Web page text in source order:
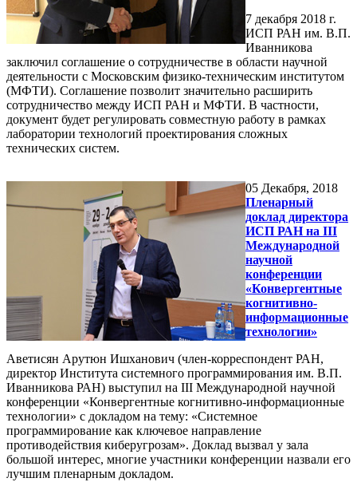
7 декабря 2018 г.
ИСП РАН им. В.П.
Иванникова
заключил соглашение о сотрудничестве в области научной
деятельности с Московским физико-техническим институтом
(МФТИ). Соглашение позволит значительно расширить
сотрудничество между ИСП РАН и МФТИ. В частности,
документ будет регулировать совместную работу в рамках
лаборатории технологий проектирования сложных
технических систем.
05 Декабря, 2018
Пленарный
доклад директора
ИСП РАН на III
Международной
научной
конференции
«Конвергентные
когнитивно-
информационные
технологии»
Аветисян Арутюн Ишханович (член-корреспондент РАН,
директор Института системного программирования им. В.П.
Иванникова РАН) выступил на III Международной научной
конференции «Конвергентные когнитивно-информационные
технологии» с докладом на тему: «Системное
программирование как ключевое направление
противодействия киберугрозам». Доклад вызвал у зала
большой интерес, многие участники конференции назвали его
лучшим пленарным докладом.